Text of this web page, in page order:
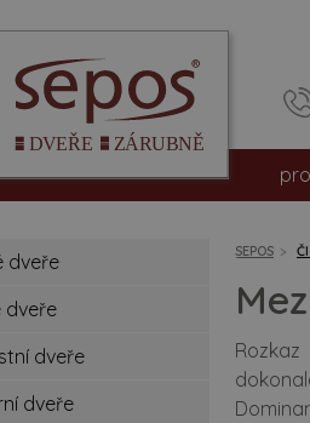
SEPOS
dveře
dveře
dveře
dveře